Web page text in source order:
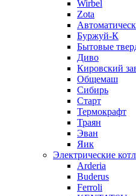
Wirbel
Zota
Буржуй-К
Бытовые
Диво
Кировский
Общемаш
Сибирь
Старт
Термокрафт
Траян
Эван
Яик
Электрические
Arderia
Buderus
Ferroli